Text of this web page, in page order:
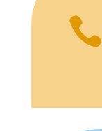
